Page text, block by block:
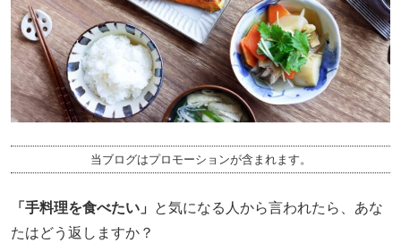
当ブログはプロモーションが含まれます。
「手料理を食べたい」
と気になる人から言われたら、あな
たはどう返しますか？